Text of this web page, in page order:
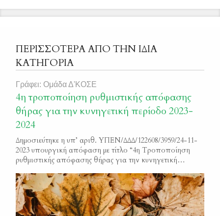
ΠΕΡΙΣΣΟΤΕΡΑ ΑΠΟ ΤΗΝ ΙΔΙΑ
ΚΑΤΗΓΟΡΙΑ
Γράφει: Ομάδα Δ'ΚΟΣΕ
4η τροποποίηση ρυθμιστικής απόφασης
θήρας για την κυνηγετική περίοδο 2023-
2024
Δημοσιεύτηκε η υπ’ αριθ. ΥΠΕΝ/ΔΔΔ/122608/3959/24-11-
2023 υπουργική απόφαση με τίτλο “4η Τροποποίηση
ρυθμιστικής απόφασης θήρας για την κυνηγετική